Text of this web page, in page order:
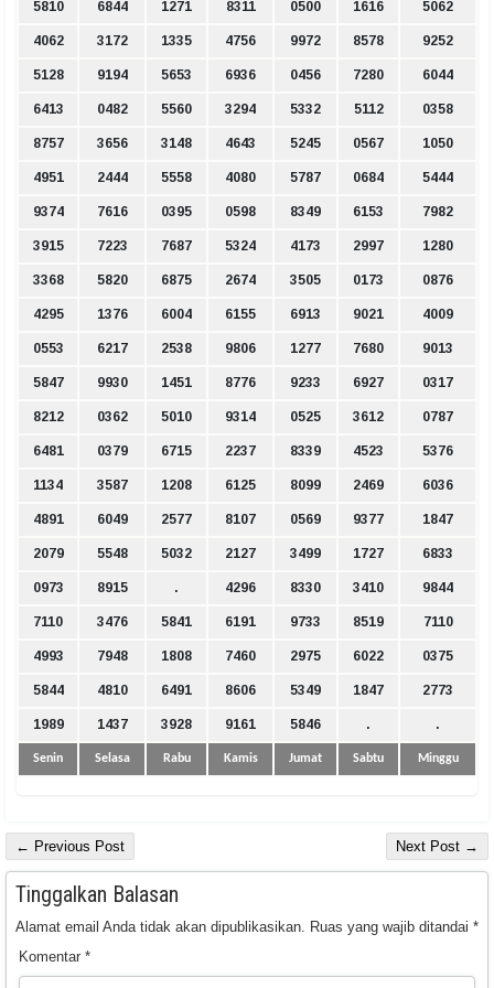
5810 6844 1271 8311 0500 1616 5062
4062 3172 1335 4756 9972 8578 9252
5128 9194 5653 6936 0456 7280 6044
6413 0482 5560 3294 5332 5112 0358
8757 3656 3148 4643 5245 0567 1050
4951 2444 5558 4080 5787 0684 5444
9374 7616 0395 0598 8349 6153 7982
3915 7223 7687 5324 4173 2997 1280
3368 5820 6875 2674 3505 0173 0876
4295 1376 6004 6155 6913 9021 4009
0553 6217 2538 9806 1277 7680 9013
5847 9930 1451 8776 9233 6927 0317
8212 0362 5010 9314 0525 3612 0787
6481 0379 6715 2237 8339 4523 5376
1134 3587 1208 6125 8099 2469 6036
4891 6049 2577 8107 0569 9377 1847
2079 5548 5032 2127 3499 1727 6833
0973 8915 . 4296 8330 3410 9844
7110 3476 5841 6191 9733 8519 7110
4993 7948 1808 7460 2975 6022 0375
5844 4810 6491 8606 5349 1847 2773
1989 1437 3928 9161 5846 . .
Senin Selasa Rabu Kamis Jumat Sabtu Minggu
← Previous Post Next Post →
Tinggalkan Balasan
Alamat email Anda tidak akan dipublikasikan. Ruas yang wajib ditandai *
Komentar *